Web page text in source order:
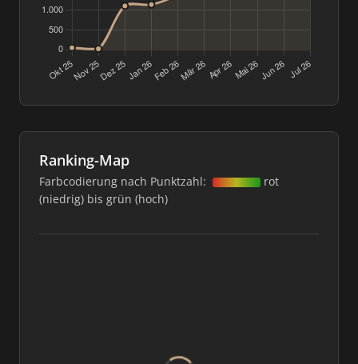
Ranking-Map
Farbcodierung nach Punktzahl:
rot
(niedrig) bis grün (hoch)